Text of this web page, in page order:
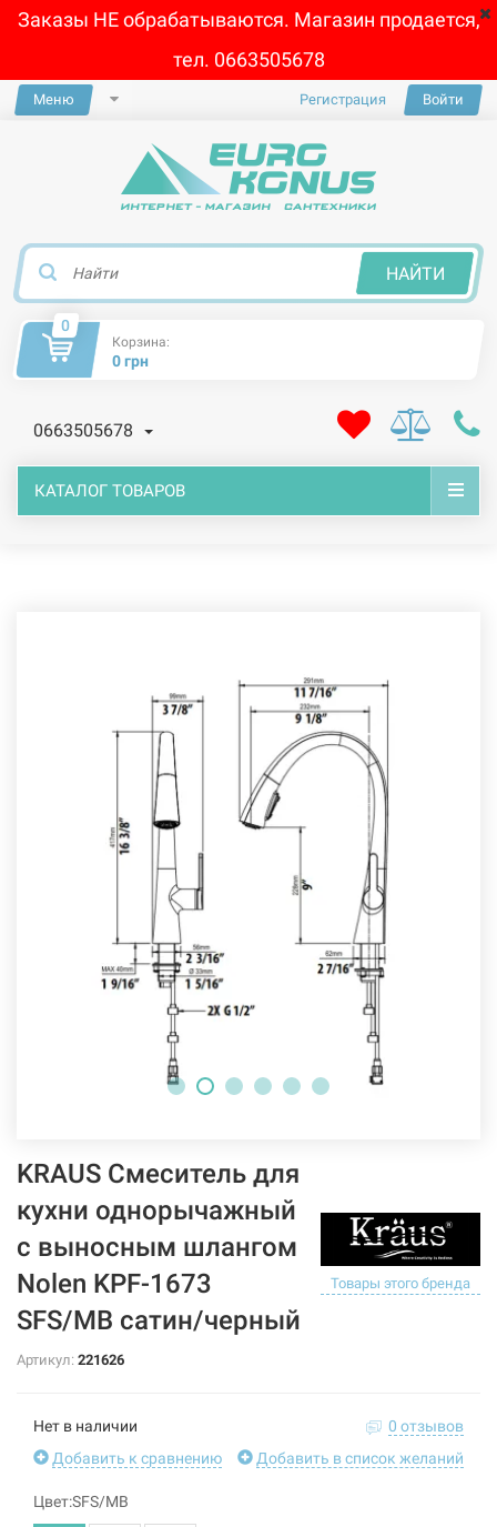
Заказы НЕ обрабатываются. Магазин продается,
тел. 0663505678
Меню Регистрация Войти
НАЙТИ
0
Корзина:
0 грн
0663505678
КАТАЛОГ ТОВАРОВ
KRAUS Смеситель для
кухни однорычажный
с выносным шлангом
Nolen KPF-1673
SFS/MB сатин/черный
Товары этого бренда
Артикул: 221626
Нет в наличии
0 отзывов
Добавить к сравнению
Добавить в список желаний
Цвет:SFS/MB